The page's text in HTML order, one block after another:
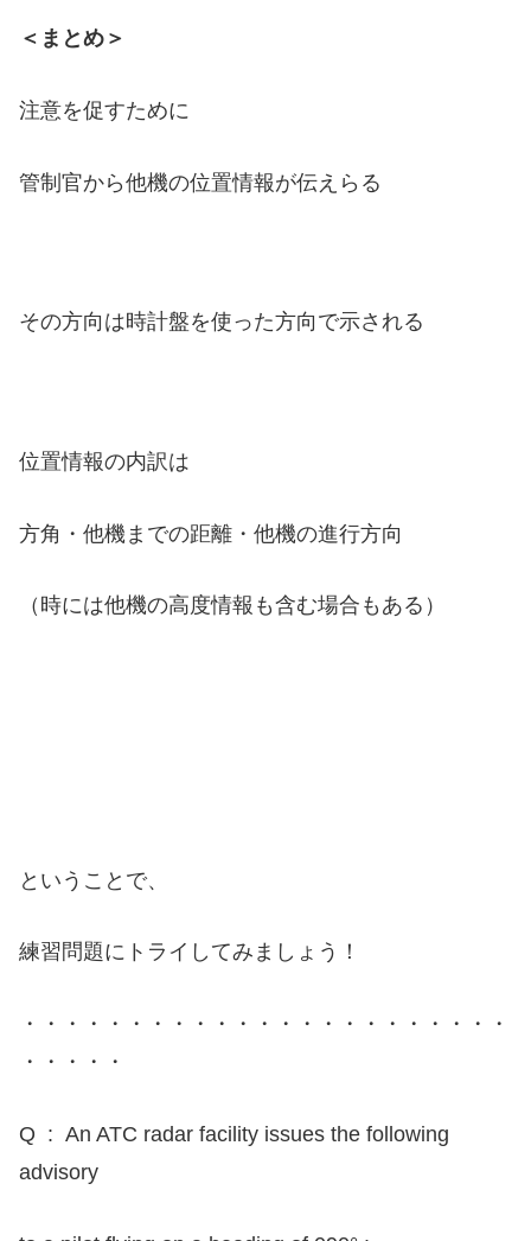
＜まとめ＞
注意を促すために
管制官から他機の位置情報が伝えらる
その方向は時計盤を使った方向で示される
位置情報の内訳は
方角・他機までの距離・他機の進行方向
（時には他機の高度情報も含む場合もある）
ということで、
練習問題にトライしてみましょう！
・・・・・・・・・・・・・・・・・・・・・・・
・・・・・
Q : An ATC radar facility issues the following
advisory